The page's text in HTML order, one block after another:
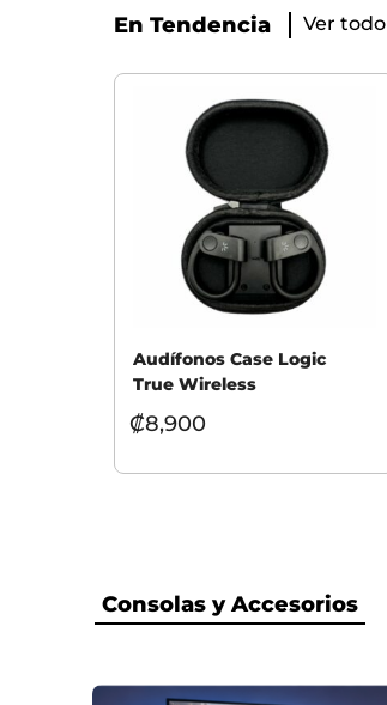
En Tendencia Ver todo
Audífonos Case Logic
True Wireless
₡8,900
Consolas y Accesorios